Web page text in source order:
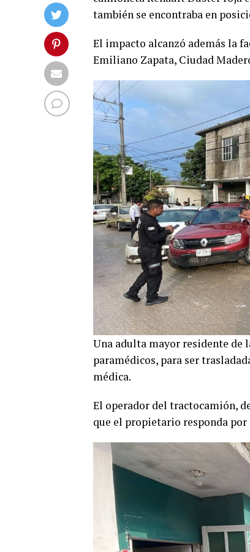
también se encontraba en
El impacto alcanzó además la
Emiliano Zapata, Ciudad
Una adulta mayor residente de
paramédicos, para ser
médica.
El operador del tractocamión,
que el propietario responda